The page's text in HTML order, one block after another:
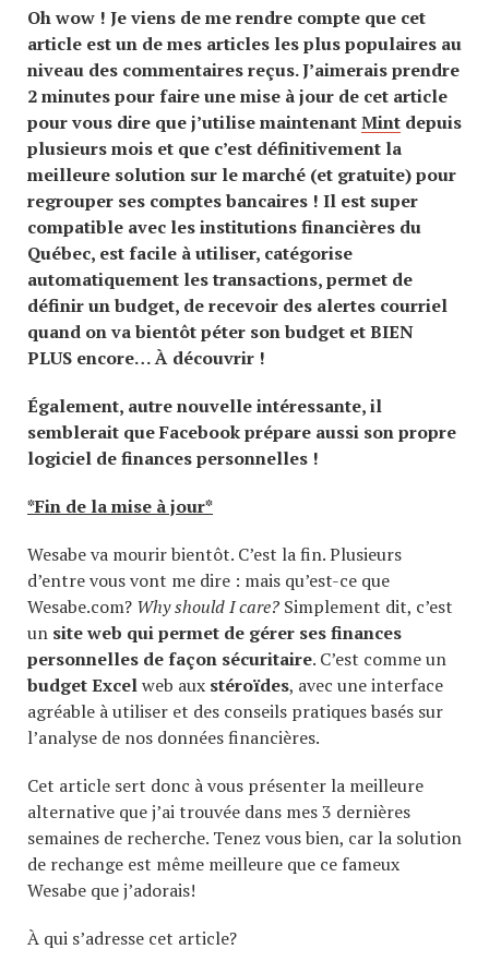
Oh wow ! Je viens de me rendre compte que cet
article est un de mes articles les plus populaires au
niveau des commentaires reçus. J’aimerais prendre
2 minutes pour faire une mise à jour de cet article
pour vous dire que j’utilise maintenantMint depuis
plusieurs mois et que c’est définitivement la
meilleure solution sur le marché (et gratuite) pour
regrouper ses comptes bancaires ! Il est super
compatible avec les institutions financières du
Québec, est facile à utiliser, catégorise
automatiquement les transactions, permet de
définir un budget, de recevoir des alertes courriel
quand on va bientôt péter son budget et BIEN
PLUS encore… À découvrir !
Également, autre nouvelle intéressante, il
semblerait que Facebook prépare aussi son propre
logiciel de finances personnelles !
*Fin de la mise à jour*
Wesabe va mourir bientôt. C’est la fin. Plusieurs
d’entre vous vont me dire : mais qu’est-ce que
Wesabe.com? Why should I care? Simplement dit, c’est
un site web qui permet de gérer ses finances
personnelles de façon sécuritaire. C’est comme un
budget Excelweb aux stéroïdes, avec une interface
agréable à utiliser et des conseils pratiques basés sur
l’analyse de nos données financières.
Cet article sert donc à vous présenter la meilleure
alternative que j’ai trouvée dans mes 3 dernières
semaines de recherche. Tenez vous bien, car la solution
de rechange est même meilleure que ce fameux
Wesabe que j’adorais!
À qui s’adresse cet article?